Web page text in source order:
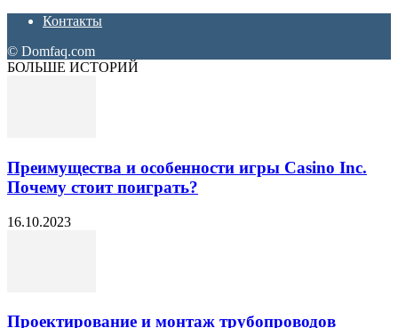
Контакты
© Domfaq.com
БОЛЬШЕ ИСТОРИЙ
Преимущества и особенности игры Casino Inc.
Почему стоит поиграть?
16.10.2023
Проектирование и монтаж трубопроводов